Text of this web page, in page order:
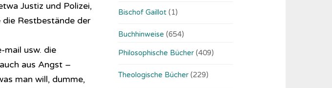
Justiz und Polizei,
die Restbestände der
mail usw. die
aus Angst –
man will, dumme,
Bischof Gaillot (1)
Buchhinweise (654)
Philosophische Bücher (409)
Theologische Bücher (229)